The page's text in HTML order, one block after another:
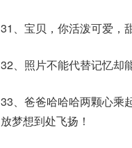
31、宝贝，你活泼可爱，
32、照片不能代替记忆却
33、爸爸哈哈哈两颗心乘
放梦想到处飞扬！